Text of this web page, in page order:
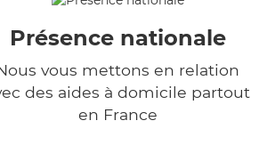
Présence nationale
vous mettons en relation
des aides à domicile partout
en France